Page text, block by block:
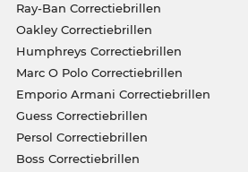
Ray-Ban Correctiebrillen
Oakley Correctiebrillen
Humphreys Correctiebrillen
Marc O Polo Correctiebrillen
Emporio Armani Correctiebrillen
Guess Correctiebrillen
Persol Correctiebrillen
Boss Correctiebrillen